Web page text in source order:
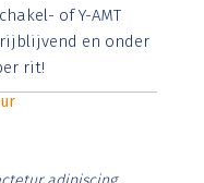
id rutrum lorem
posuere.
of Y-AMT
en onder
rit!